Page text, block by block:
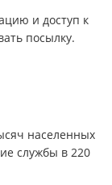
и доступ к
посылку.
населенных
службы в 220